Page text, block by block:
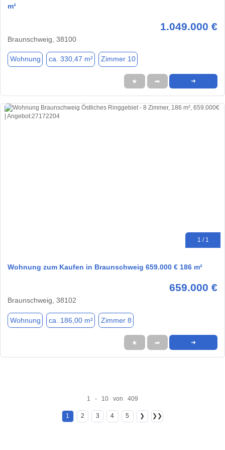
m²
1.049.000 €
Braunschweig, 38100
Wohnung ca. 330,47 m² Zimmer 10
★ ➦ ➜
1 / 1
Wohnung zum Kaufen in Braunschweig 659.000 € 186 m²
659.000 €
Braunschweig, 38102
Wohnung ca. 186,00 m² Zimmer 8
★ ➦ ➜
1 - 10 von 409
1 2 3 4 5 ❯ ❯❯